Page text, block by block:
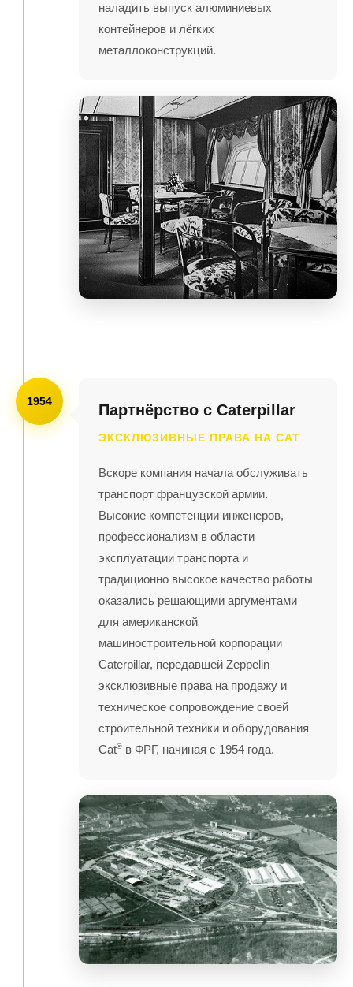
наладить выпуск алюминиевых
контейнеров и лёгких
металлоконструкций.
1954 Партнёрство с Caterpillar
ЭКСКЛЮЗИВНЫЕ ПРАВА НА CAT
Вскоре компания начала обслуживать
транспорт французской армии.
Высокие компетенции инженеров,
профессионализм в области
эксплуатации транспорта и
традиционно высокое качество работы
оказались решающими аргументами
для американской
машиностроительной корпорации
Caterpillar, передавшей Zeppelin
эксклюзивные права на продажу и
техническое сопровождение своей
строительной техники и оборудования
Cat® в ФРГ, начиная с 1954 года.